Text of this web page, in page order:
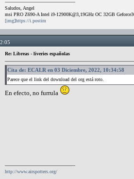
Saludos, Angel
msi PRO Z690-A Intel i9-12900K@3,19GHz OC 32GB
[img]https://i.postim
Re: Libreas - liveries españolas
Cita de: ECALR en 03 Diciembre, 2022, 10:34:58
Parece que el link del download del org está roto.
En efecto, no furrula
http://www.airspotters.org/